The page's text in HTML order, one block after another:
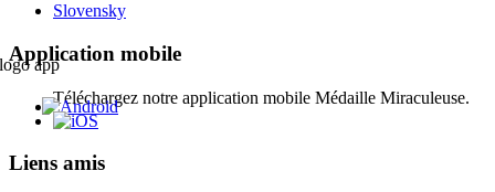
Slovensky
Application mobile
Téléchargez notre application mobile Médaille Miraculeuse.
Liens amis